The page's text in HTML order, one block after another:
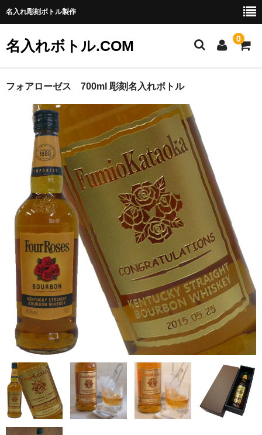
名入れ彫刻ボトル製作
名入れボトル.COM 0
ご利用ガイド
特定商取引法に基づく表記
お問い合わせ
フォアローゼス 700ml 彫刻名入れボトル